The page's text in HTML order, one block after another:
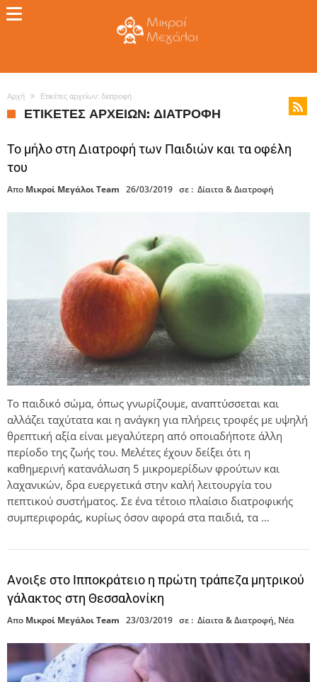
Αρχή Ετικέτες αρχείων: διατροφή
ΕΤΙΚΈΤΕΣ ΑΡΧΕΊΩΝ: ΔΙΑΤΡΟΦΉ
Το μήλο στη Διατροφή των Παιδιών και τα οφέλη
του
Απο Μικροί Μεγάλοι Team 26/03/2019 σε : Δίαιτα & Διατροφή
Το παιδικό σώμα, όπως γνωρίζουμε, αναπτύσσεται και
αλλάζει ταχύτατα και η ανάγκη για πλήρεις τροφές με υψηλή
θρεπτική αξία είναι μεγαλύτερη από οποιαδήποτε άλλη
περίοδο της ζωής του. Μελέτες έχουν δείξει ότι η
καθημερινή κατανάλωση 5 μικρομερίδων φρούτων και
λαχανικών, δρα ευεργετικά στην καλή λειτουργία του
πεπτικού συστήματος. Σε ένα τέτοιο πλαίσιο διατροφικής
συμπεριφοράς, κυρίως όσον αφορά στα παιδιά, τα …
Ανοιξε στο Ιπποκράτειο η πρώτη τράπεζα μητρικού
γάλακτος στη Θεσσαλονίκη
Απο Μικροί Μεγάλοι Team 23/03/2019 σε : Δίαιτα & Διατροφή, Νέα